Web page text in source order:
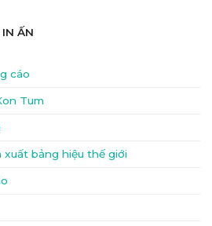
ẤN
cáo
Tum
bảng hiệu thế giới